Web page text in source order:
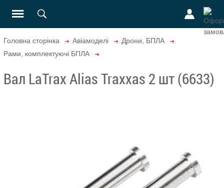
Головна сторінка Авіамоделі
Дрони, БПЛА
Рами, комплектуючі БПЛА
Вал LaTrax Alias Traxxas 2 шт (6633)